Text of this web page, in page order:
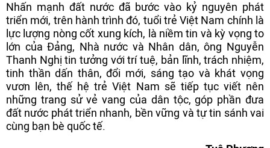
Nhấn mạnh đất nước đã bước vào kỷ nguyên phát
triển mới, trên hành trình đó, tuổi trẻ Việt Nam chính là
lực lượng nòng cốt xung kích, là niềm tin và kỳ vọng to
lớn của Đảng, Nhà nước và Nhân dân, ông Nguyễn
Thanh Nghị tin tưởng với trí tuệ, bản lĩnh, trách nhiệm,
tinh thần dấn thân, đổi mới, sáng tạo và khát vọng
vươn lên, thế hệ trẻ Việt Nam sẽ tiếp tục viết nên
những trang sử vẻ vang của dân tộc, góp phần đưa
đất nước phát triển nhanh, bền vững và tự tin sánh vai
cùng bạn bè quốc tế.